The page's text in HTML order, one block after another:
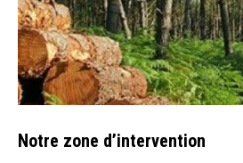
Notre zone d’intervention